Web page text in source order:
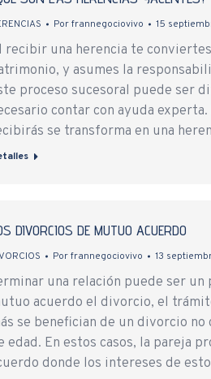
Porfrannegociovivo 15
recibir una herencia te
y asumes la
proceso sucesoral puede ser
contar con ayuda
se transforma en una
DIVORCIOS DE MUTUO ACUERDO
Porfrannegociovivo 13
una relación puede ser
acuerdo el divorcio, el
se benefician de un divorcio
edad. En estos casos, la pareja
donde los intereses de